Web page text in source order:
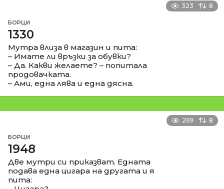
323 8
БОРЦИ
1330
Мутра влиза в магазин и пита:
– Имате ли връзки за обувки?
– Да. Какви желаете? – попитала
продовачката.
– Ами, една лява и една дясна.
269 8
БОРЦИ
1948
Две мутри си приказват. Едната
подава една цигара на другата и я
пита: